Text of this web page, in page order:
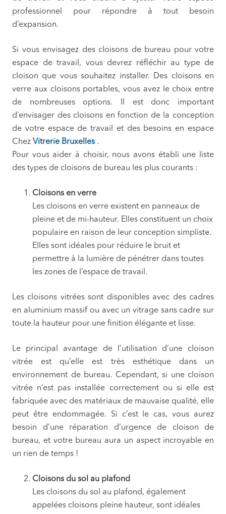
professionnel pour répondre à tout besoin
d’expansion.
Si vous envisagez des cloisons de bureau pour votre
espace de travail, vous devrez réfléchir au type de
cloison que vous souhaitez installer. Des cloisons en
verre aux cloisons portables, vous avez le choix entre
de nombreuses options. Il est donc important
d’envisager des cloisons en fonction de la conception
de votre espace de travail et des besoins en espace
Chez Vitrerie Bruxelles .
Pour vous aider à choisir, nous avons établi une liste
des types de cloisons de bureau les plus courants :
Cloisons en verre
Les cloisons en verre existent en panneaux de
pleine et de mi-hauteur. Elles constituent un choix
populaire en raison de leur conception simpliste.
Elles sont idéales pour réduire le bruit et
permettre à la lumière de pénétrer dans toutes
les zones de l’espace de travail.
Les cloisons vitrées sont disponibles avec des cadres
en aluminium massif ou avec un vitrage sans cadre sur
toute la hauteur pour une finition élégante et lisse.
Le principal avantage de l’utilisation d’une cloison
vitrée est qu’elle est très esthétique dans un
environnement de bureau. Cependant, si une cloison
vitrée n’est pas installée correctement ou si elle est
fabriquée avec des matériaux de mauvaise qualité, elle
peut être endommagée. Si c’est le cas, vous aurez
besoin d’une réparation d’urgence de cloison de
bureau, et votre bureau aura un aspect incroyable en
un rien de temps !
Cloisons du sol au plafond
Les cloisons du sol au plafond, également
appelées cloisons pleine hauteur, sont idéales